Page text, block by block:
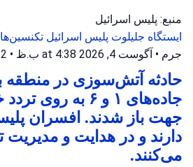
منبع: پلیس اسرائیل
ایستگاه جلیلوت پلیس اسرائیل
جرم • آگوست 4, 2026 at 4:38 ب.ظ • 2 روز پیش
حادثه آتش‌سوزی در
جاده‌های ۱ و ۶ به
جهت باز شدند. افسران
دارند و در هدایت و
می‌کنند.